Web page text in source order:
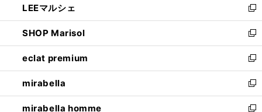
く
で
開
く
ド
ウ
で
開
く
ィ
ン
ド
ウ
で
開
く
い
ウ
ィ
ン
ド
ウ
で
開
く
LEEマルシェ
新
し
い
ウ
ィ
ン
ド
ウ
で
SHOP Marisol
新
し
い
ウ
ィ
ン
ド
eclat premium
新
し
い
ウ
ィ
mirabella
新
し
mirabella homme